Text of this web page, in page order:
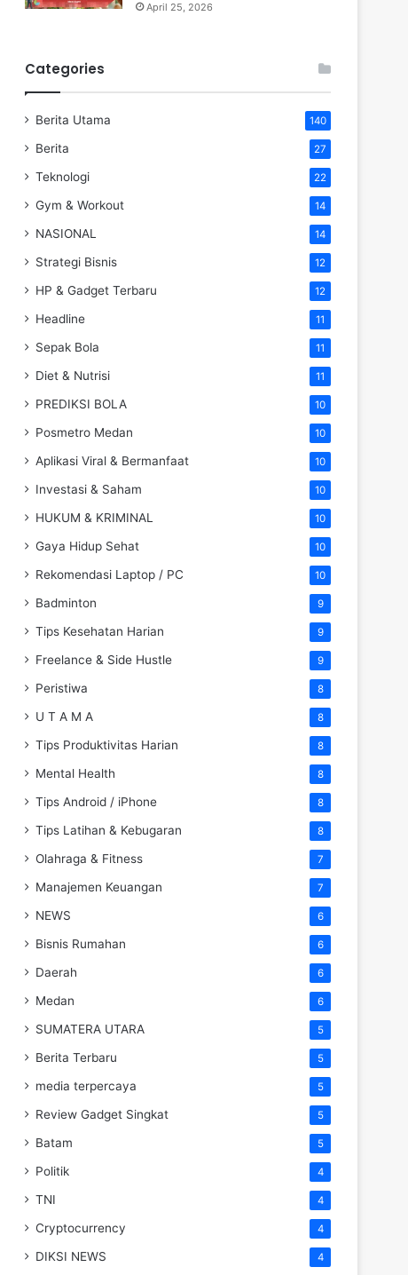
April 25, 2026
Categories
Berita Utama 140
Berita 27
Teknologi 22
Gym & Workout 14
NASIONAL 14
Strategi Bisnis 12
HP & Gadget Terbaru 12
Headline 11
Sepak Bola 11
Diet & Nutrisi 11
PREDIKSI BOLA 10
Posmetro Medan 10
Aplikasi Viral & Bermanfaat 10
Investasi & Saham 10
HUKUM & KRIMINAL 10
Gaya Hidup Sehat 10
Rekomendasi Laptop / PC 10
Badminton 9
Tips Kesehatan Harian 9
Freelance & Side Hustle 9
Peristiwa 8
U T A M A 8
Tips Produktivitas Harian 8
Mental Health 8
Tips Android / iPhone 8
Tips Latihan & Kebugaran 8
Olahraga & Fitness 7
Manajemen Keuangan 7
NEWS 6
Bisnis Rumahan 6
Daerah 6
Medan 6
SUMATERA UTARA 5
Berita Terbaru 5
media terpercaya 5
Review Gadget Singkat 5
Batam 5
Politik 4
TNI 4
Cryptocurrency 4
DIKSI NEWS 4